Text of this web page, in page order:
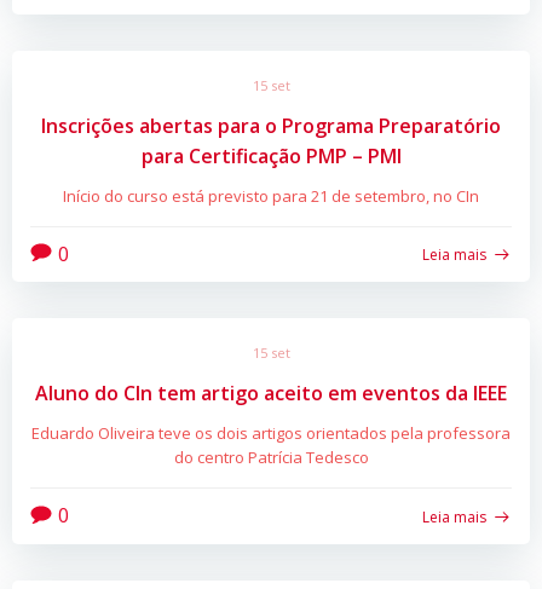
15 set
Inscrições abertas para o Programa Preparatório
para Certificação PMP – PMI
Início do curso está previsto para 21 de setembro, no CIn
0 Leia mais
15 set
Aluno do CIn tem artigo aceito em eventos da IEEE
Eduardo Oliveira teve os dois artigos orientados pela professora
do centro Patrícia Tedesco
0 Leia mais